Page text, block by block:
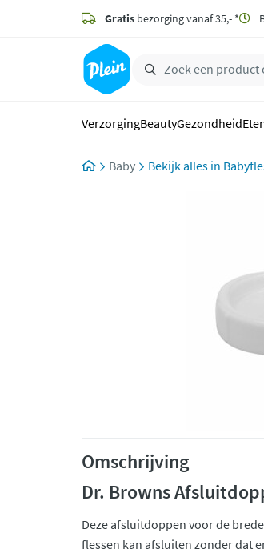
zoeken
hoofdinhoud
Gratis bezorging vanaf 35,- *
VerzorgingBeautyGezondheid
Baby
Omschrijving
Dr. Browns
Deze afsluitdoppen voor de
flessen kan afsluiten zonder dat